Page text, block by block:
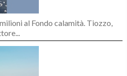
al Fondo calamità. Tiozzo,